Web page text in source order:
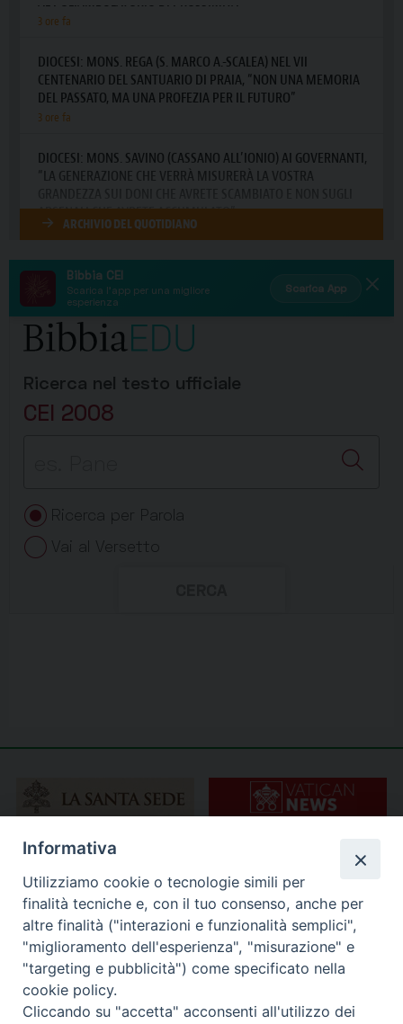
Informativa
Utilizziamo cookie o tecnologie simili per
finalità tecniche e, con il tuo consenso, anche per
altre finalità ("interazioni e funzionalità semplici",
"miglioramento dell'esperienza", "misurazione" e
"targeting e pubblicità") come specificato nella
cookie policy.
Cliccando su "accetta" acconsenti all'utilizzo dei